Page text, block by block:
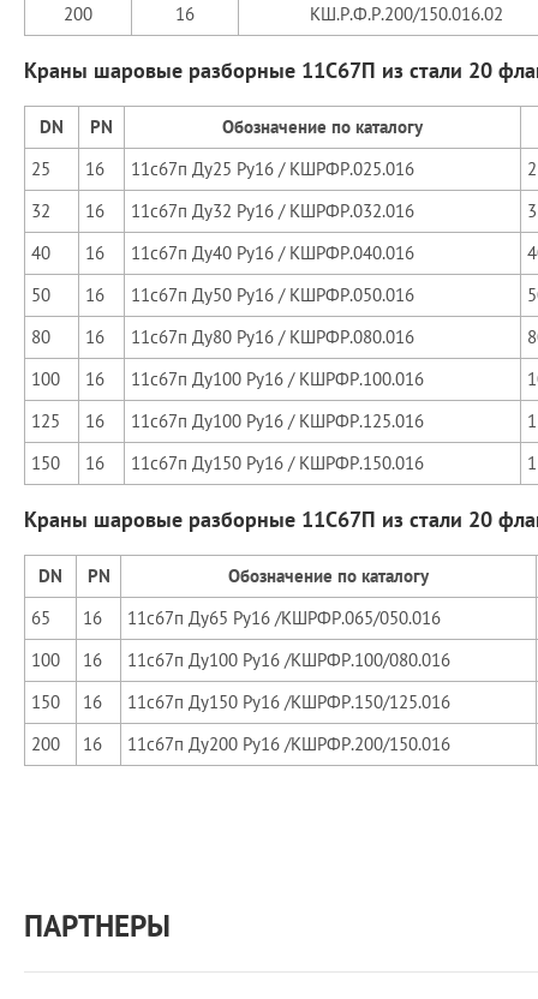
200
16 КШ.Р.Ф.Р.200/150.016.02
Краны шаровые разборные 11С67П из стали 20
DN РN
Обозначение по каталогу
25
16 11с67п Ду25 Ру16 / КШРФР.025.016
32
16 11с67п Ду32 Ру16 / КШРФР.032.016
40
16 11с67п Ду40 Ру16 / КШРФР.040.016
50
16 11с67п Ду50 Ру16 / КШРФР.050.016
80
16 11с67п Ду80 Ру16 / КШРФР.080.016
100
16 11с67п Ду100 Ру16 / КШРФР.100.016
125
16 11с67п Ду100 Ру16 / КШРФР.125.016
150
16 11с67п Ду150 Ру16 / КШРФР.150.016
Краны шаровые разборные 11С67П из стали 20
DN PN
Обозначение по каталогу
65
16
11с67п Ду65 Ру16 /КШРФР.065/050.016
100
16
11с67п Ду100 Ру16 /КШРФР.100/080.016
150
16
11с67п Ду150 Ру16 /КШРФР.150/125.016
200
16 11с67п Ду200 Ру16 /КШРФР.200/150.016
ПАРТНЕРЫ